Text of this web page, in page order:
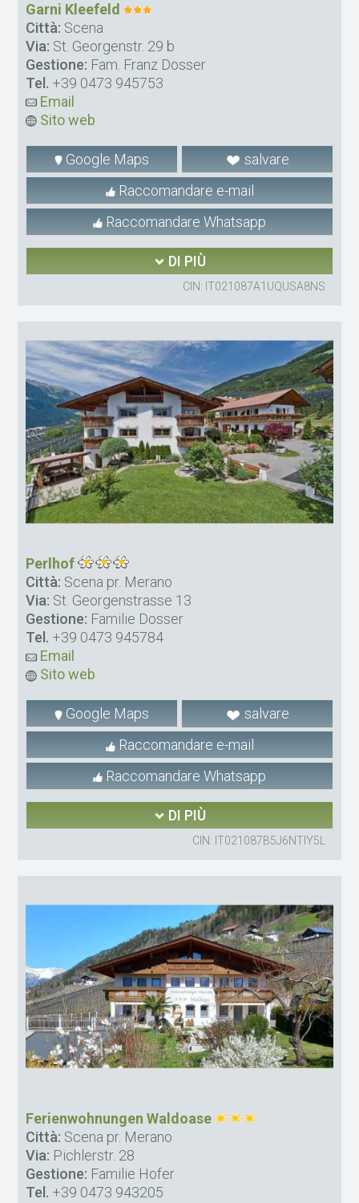
Garni Kleefeld
Città: Scena
Via: St. Georgenstr. 29 b
Gestione: Fam. Franz Dosser
Tel. +39 0473 945753
Email
Sito web
Google Maps
salvare
Raccomandare e-mail
Raccomandare Whatsapp
DI PIÙ
CIN: IT021087A1UQUSA8NS
Perlhof
Città: Scena pr. Merano
Via: St. Georgenstrasse 13
Gestione: Familie Dosser
Tel. +39 0473 945784
Email
Sito web
Google Maps
salvare
Raccomandare e-mail
Raccomandare Whatsapp
DI PIÙ
CIN: IT021087B5J6NTIY5L
Ferienwohnungen Waldoase
Città: Scena pr. Merano
Via: Pichlerstr. 28
Gestione: Familie Hofer
Tel. +39 0473 943205